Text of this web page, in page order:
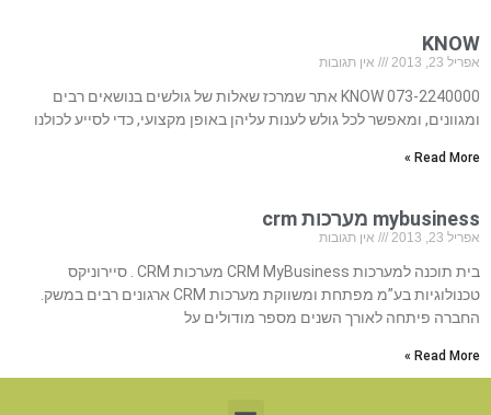
KNOW
אפריל 23, 2013 אין תגובות
073-2240000 KNOW אתר שמרכז שאלות של גולשים בנושאים רבים
ומגוונים, ומאפשר לכל גולש לענות עליהן באופן מקצועי, כדי לסייע לכולנו
Read More »
mybusiness מערכות crm
אפריל 23, 2013 אין תגובות
בית תוכנה למערכות CRM MyBusiness מערכות CRM . סיירוניקס
טכנולוגיות בע”מ מפתחת ומשווקת מערכות CRM ארגונים רבים במשק.
החברה פיתחה לאורך השנים מספר מודולים על
Read More »